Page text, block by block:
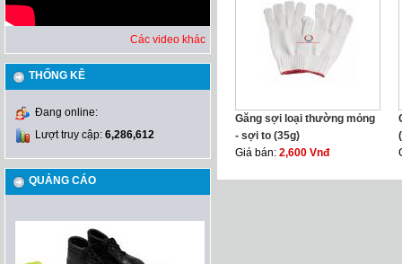
Các video khác
THỐNG KÊ
Đang online:
Lượt truy cập: 6,286,612
QUẢNG CÁO
Găng sợi loại thường mỏng
- sợi to (35g)
Giá bán: 2,600 Vnđ